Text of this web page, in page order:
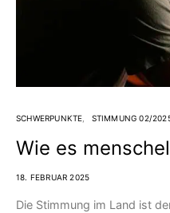
SCHWERPUNKTE STIMMUNG 02/
Wie es
18. FEBRUAR 2025
Die Stimmung im Land ist